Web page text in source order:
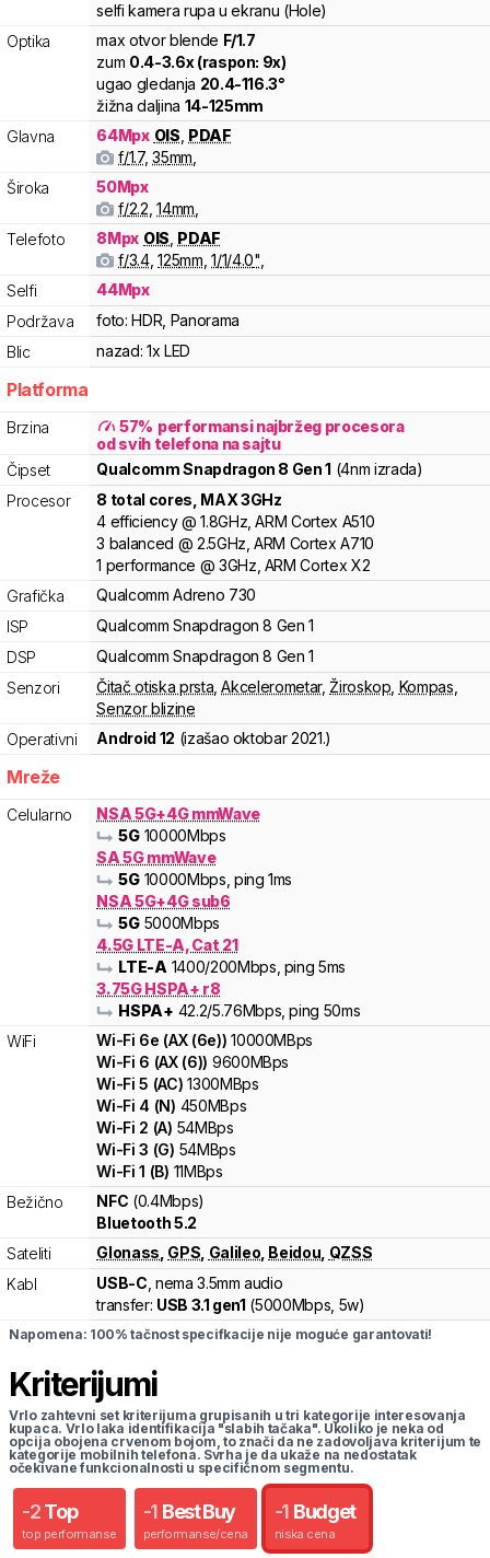
selfi kamera rupa u ekranu (Hole)
Optika
max otvor blende F/1.7
zum 0.4-3.6x (raspon: 9x)
ugao gledanja 20.4-116.3°
žižna daljina 14-125mm
Glavna
64Mpx OIS PDAF
f/1.7, 35mm
Široka
50Mpx
f/2.2 14mm
Telefoto
8Mpx OIS PDAF
f/3.4, 125mm 1/1/4.0"
Selfi
44Mpx
Podržava
foto: HDR, Panorama
Blic
nazad: 1x LED
Platforma
Brzina 57% performansi najbržeg procesora
od svih telefona na sajtu
Čipset
QualcommSnapdragon 8 Gen 1 (4nm izrada)
Procesor
8 total cores , MAX3GHz
4 efficiency @ 1.8GHz,ARM Cortex A510
3 balanced @ 2.5GHz,ARM Cortex A710
1 performance @ 3GHz, ARM Cortex X2
Grafička
Qualcomm Adreno 730
ISP
Qualcomm Snapdragon 8 Gen 1
DSP
Qualcomm Snapdragon 8 Gen 1
Senzori
Čitač otiska prsta ,Akcelerometar,Žiroskop Kompas
Senzor blizine
Operativni
Android 12 (izašao oktobar 2021.)
Mreže
Celularno
NSA 5G+4G mmWave
5G 10000Mbps
SA 5G mmWave
5G 10000Mbps , ping 1ms
NSA 5G+4G sub6
5G 5000Mbps
4.5G LTE-A, Cat 21
LTE-A 1400/200Mbps , ping 5ms
3.75G HSPA+ r8
HSPA+ 42.2/5.76Mbps , ping 50ms
WiFi
Wi-Fi 6e (AX (6e)) 10000MBps
Wi-Fi 6 (AX (6)) 9600MBps
Wi-Fi5 (AC) 1300MBps
Wi-Fi 4 (N) 450MBps
Wi-Fi 2 (A) 54MBps
Wi-Fi3 (G) 54MBps
Wi-Fi1 (B) 11MBps
Bežično
NFC (0.4Mbps)
Bluetooth 5.2
Sateliti
Glonass GPS Galileo Beidou QZSS
Kabl
USB-C , nema 3.5mm audio
transfer: USB 3.1 gen1 (5000Mbps, 5w)
Napomena: 100% tačnost specifkacije nije moguće garantovati!
Kriterijumi
Vrlo zahtevni set kriterijuma grupisanih u tri kategorije interesovanja
kupaca. Vrlo laka identifikacija "slabih tačaka". Ukoliko je neka od
opcija obojena crvenom bojom, to znači da ne zadovoljava kriterijum te
kategorije mobilnih telefona. Svrha je da ukaže na nedostatak
očekivane funkcionalnosti u specifičnom segmentu.
-2 Top
top performanse
-1 Best Buy
performanse/cena
-1 Budget
niska cena